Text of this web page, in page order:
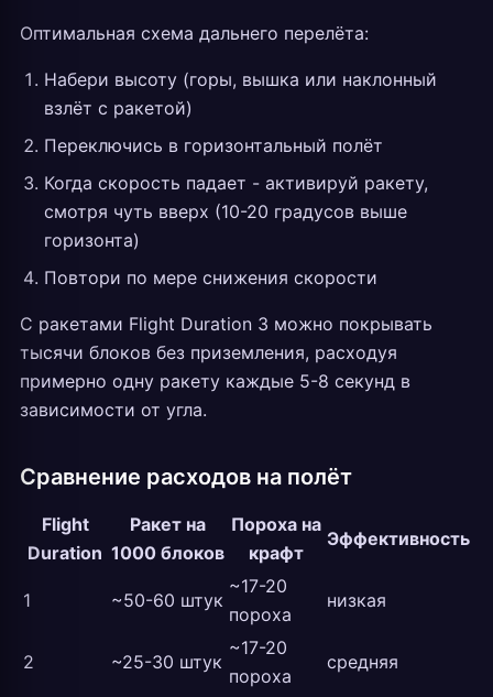
Оптимальная схема дальнего перелёта:
Набери высоту (горы, вышка или наклонный
взлёт с ракетой)
Переключись в горизонтальный полёт
Когда скорость падает - активируй ракету,
смотря чуть вверх (10-20 градусов выше
горизонта)
Повтори по мере снижения скорости
С ракетами Flight Duration 3 можно покрывать
тысячи блоков без приземления, расходуя
примерно одну ракету каждые 5-8 секунд в
зависимости от угла.
Сравнение расходов на полёт
Flight
Duration
Ракет на
1000 блоков
Пороха на
крафт
Эффективность
1 ~50-60 штук
~17-20
пороха
низкая
2 ~25-30 штук
~17-20
пороха
средняя